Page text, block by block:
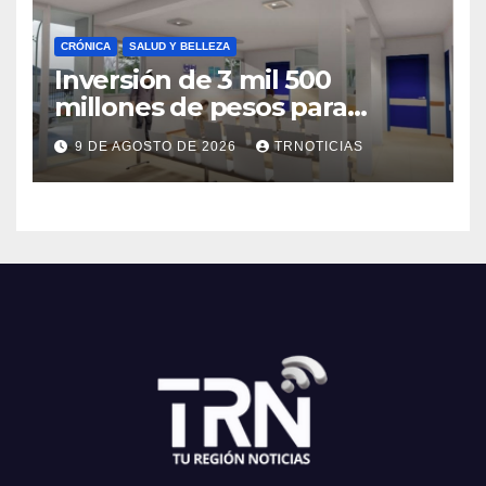
CRÓNICA SALUD Y BELLEZA
Inversión de 3 mil 500
millones de pesos para
mejorar el Cesfam
Astaburuaga
9 DE AGOSTO DE 2026 TRNOTICIAS